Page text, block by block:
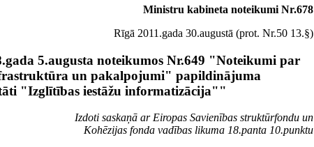
Ministru kabineta noteikumi Nr.678
Rīgā 2011.gada 30.augustā (prot. Nr.50 13.§)
5.augusta noteikumos Nr.649 "Noteikumi par
un pakalpojumi" papildinājuma
"Izglītības iestāžu informatizācija""
Izdoti saskaņā ar Eiropas Savienības struktūrfondu un
Kohēzijas fonda vadības likuma 18.panta 10.punktu